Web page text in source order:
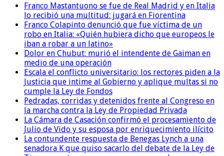
Franco Mastantuono se fue de Real Madrid y en Italia
lo recibió una multitud: jugará en Fiorentina
Franco Colapinto denunció que fue víctima de un
robo en Italia: «Quién hubiera dicho que europeos le
iban a robar a un latino»
Dolor en Chubut: murió el intendente de Gaiman en
medio de una operación
Escala el conflicto universitario: los rectores piden a la
Justicia que intime al Gobierno y aplique multas si no
cumple la Ley de Fondos
Pedradas, corridas y detenidos frente al Congreso en
la marcha contra la Ley de Propiedad Privada
La Cámara de Casación confirmó el procesamiento de
Julio de Vido y su esposa por enriquecimiento ilícito
La contundente respuesta de Benegas Lynch a una
senadora K que quiso sacarlo del debate de la Ley de